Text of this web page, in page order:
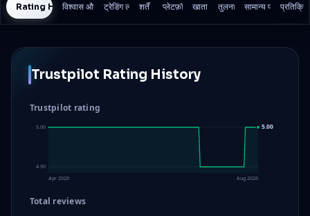
Rating Historyविश्वास और सुरक्षाट्रेडिंग लागतशर्तें प्लेटफ़ॉर्म खाता तुलना सामान्य प्रश्न
Trustpilot Rating History
Trustpilot rating
5.00
4.90
5.00
Apr 2026 Aug 2026
Total reviews